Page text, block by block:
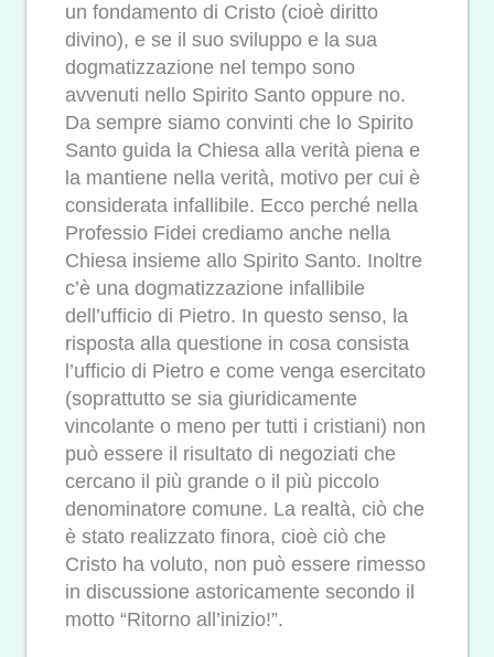
un fondamento di Cristo (cioè diritto
divino), e se il suo sviluppo e la sua
dogmatizzazione nel tempo sono
avvenuti nello Spirito Santo oppure no.
Da sempre siamo convinti che lo Spirito
Santo guida la Chiesa alla verità piena e
la mantiene nella verità, motivo per cui è
considerata infallibile. Ecco perché nella
Professio Fidei crediamo anche nella
Chiesa insieme allo Spirito Santo. Inoltre
c’è una dogmatizzazione infallibile
dell’ufficio di Pietro. In questo senso, la
risposta alla questione in cosa consista
l’ufficio di Pietro e come venga esercitato
(soprattutto se sia giuridicamente
vincolante o meno per tutti i cristiani) non
può essere il risultato di negoziati che
cercano il più grande o il più piccolo
denominatore comune. La realtà, ciò che
è stato realizzato finora, cioè ciò che
Cristo ha voluto, non può essere rimesso
in discussione astoricamente secondo il
motto “Ritorno all’inizio!”.